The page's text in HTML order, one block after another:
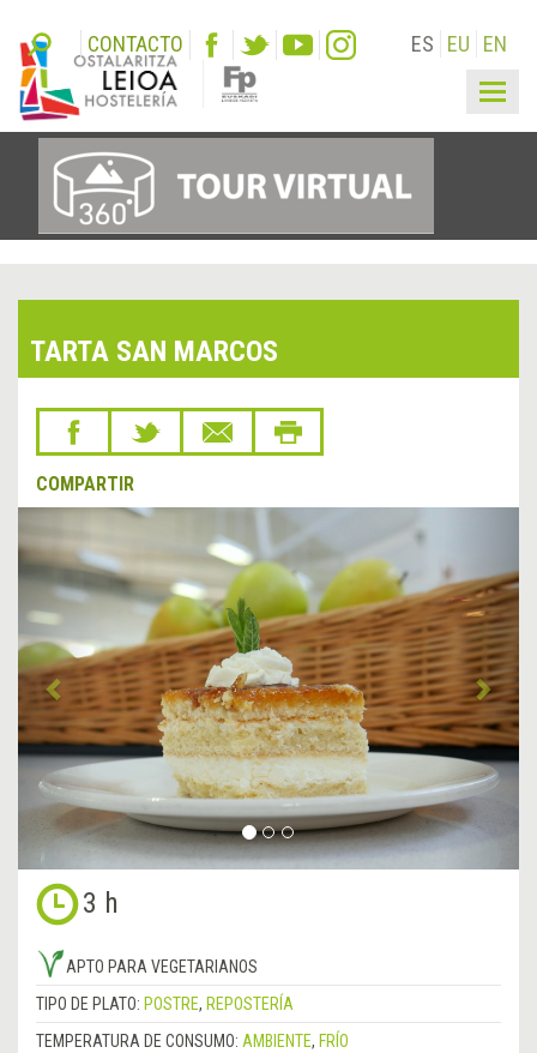
CONTACTO ES EU EN
TARTA SAN MARCOS
COMPARTIR
&lsaquo;
Anterior
3 h
APTO PARA VEGETARIANOS
TIPO DE PLATO: POSTRE, REPOSTERÍA
TEMPERATURA DE CONSUMO: AMBIENTE, FRÍO